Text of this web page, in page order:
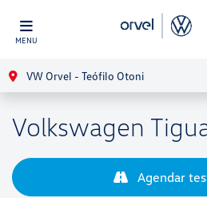
MENU
VW Orvel - Teófilo Otoni
Volkswagen
Agendar